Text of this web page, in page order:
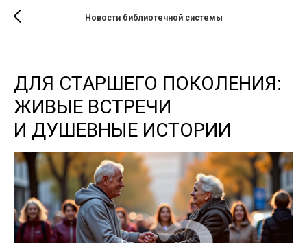
Новости библиотечной системы
ДЛЯ СТАРШЕГО ПОКОЛЕНИЯ:
ЖИВЫЕ ВСТРЕЧИ
И ДУШЕВНЫЕ ИСТОРИИ